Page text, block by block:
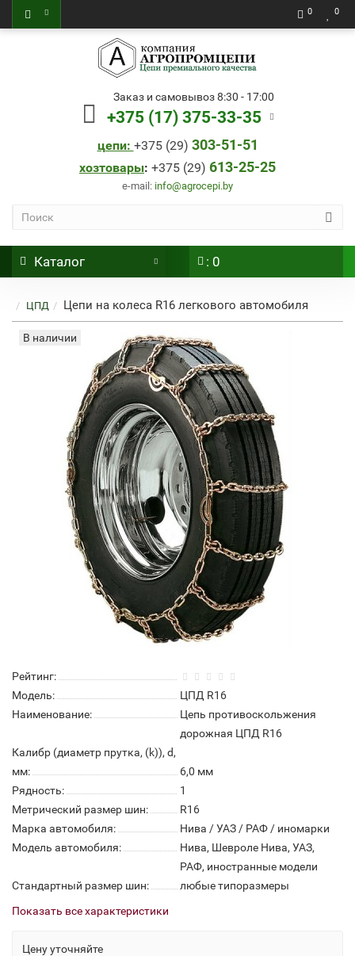
0 0
Заказ и самовывоз 8:30 - 17:00
+375 (17) 375-33-35
цепи: +375 (29) 303-51-51
хозтовары: +375 (29) 613-25-25
e-mail: info@agrocepi.by
Каталог : 0
ЦПД Цепи на колеса R16 легкового автомобиля
В наличии
Рейтинг:
Модель:
ЦПД R16
Наименование:
Цепь противоскольжения
дорожная ЦПД R16
Калибр (диаметр прутка, (k)), d,
мм:
6,0 мм
Рядность:
1
Метрический размер шин:
R16
Марка автомобиля:
Нива / УАЗ / РАФ / иномарки
Модель автомобиля:
Нива, Шевроле Нива, УАЗ,
РАФ, иностранные модели
Стандартный размер шин:
любые типоразмеры
Показать все характеристики
Цену уточняйте